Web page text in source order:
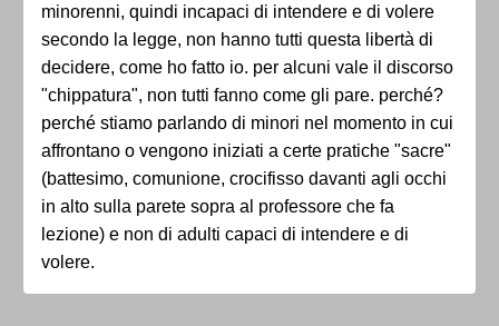
minorenni, quindi incapaci di intendere e di volere
secondo la legge, non hanno tutti questa libertà di
decidere, come ho fatto io. per alcuni vale il discorso
"chippatura", non tutti fanno come gli pare. perché?
perché stiamo parlando di minori nel momento in cui
affrontano o vengono iniziati a certe pratiche "sacre"
(battesimo, comunione, crocifisso davanti agli occhi
in alto sulla parete sopra al professore che fa
lezione) e non di adulti capaci di intendere e di
volere.